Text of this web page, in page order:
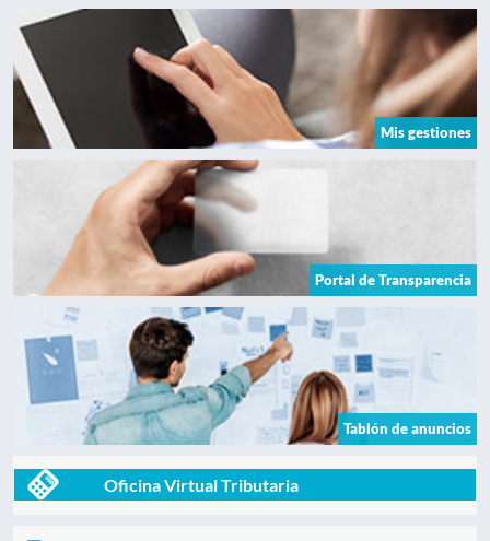
Mis gestiones
Portal de Transparencia
Tablón de anuncios
Oficina Virtual Tributaria